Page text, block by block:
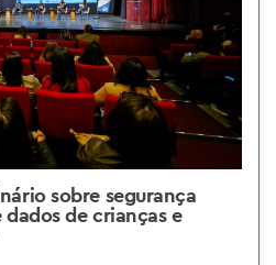
sobre segurança
de crianças e